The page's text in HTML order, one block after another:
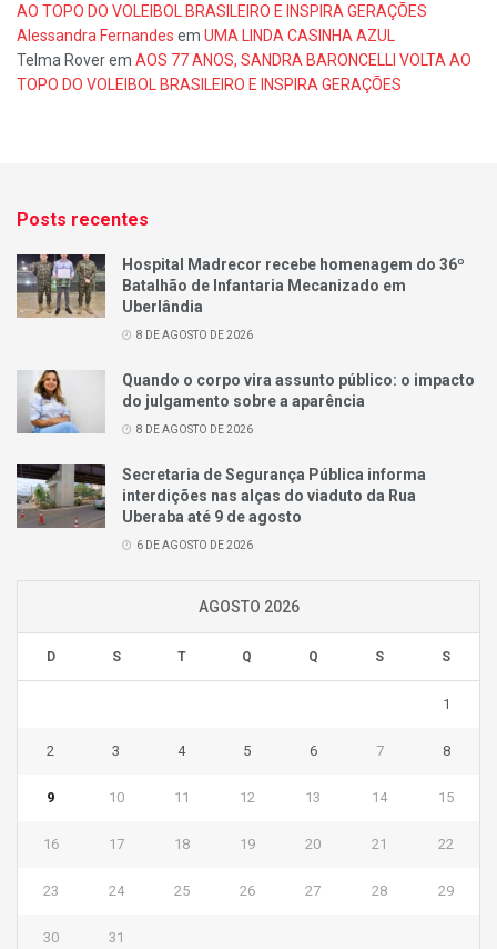
AO TOPO DO VOLEIBOL BRASILEIRO E INSPIRA GERAÇÕES
Alessandra Fernandes em UMA LINDA CASINHA AZUL
Telma Roverem AOS 77 ANOS, SANDRA BARONCELLI VOLTA AO
TOPO DO VOLEIBOL BRASILEIRO E INSPIRA GERAÇÕES
Posts recentes
Hospital Madrecor recebe homenagem do 36º
Batalhão de Infantaria Mecanizado em
Uberlândia
8 DE AGOSTO DE 2026
Quando o corpo vira assunto público: o impacto
do julgamento sobre a aparência
8 DE AGOSTO DE 2026
Secretaria de Segurança Pública informa
interdições nas alças do viaduto da Rua
Uberaba até 9 de agosto
6 DE AGOSTO DE 2026
AGOSTO 2026
D S T Q Q S S
1
2 3 4 5 6 7 8
9 10 11 12 13 14 15
16 17 18 19 20 21 22
23 24 25 26 27 28 29
30 31